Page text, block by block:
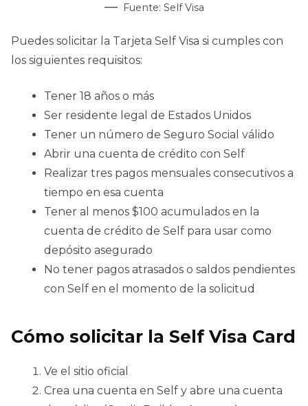
Fuente: Self Visa
Puedes solicitar la Tarjeta Self Visa si cumples con
los siguientes requisitos:
Tener 18 años o más
Ser residente legal de Estados Unidos
Tener un número de Seguro Social válido
Abrir una cuenta de crédito con Self
Realizar tres pagos mensuales consecutivos a
tiempo en esa cuenta
Tener al menos $100 acumulados en la
cuenta de crédito de Self para usar como
depósito asegurado
No tener pagos atrasados o saldos pendientes
con Self en el momento de la solicitud
Cómo solicitar la Self Visa Card
Ve el sitio oficial
Crea una cuenta en Self y abre una cuenta